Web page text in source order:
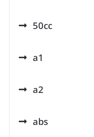
50cc
a1
a2
abs